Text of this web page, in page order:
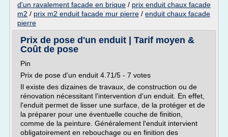
d'un ravalement facade en brique / prix enduit chaux facade
m2 / prix m2 enduit facade mur pierre / enduit chaux facade
pierre
Prix de pose d'un enduit | Tarif moyen &
Coût de pose
Pin
Prix de pose d'un enduit 4.71/5 - 7 votes
Il existe des dizaines de travaux, de construction ou de
rénovation nécessitant l'intervention d'un enduit. En effet,
l'enduit permet de lisser une surface, de la protéger et de
la préparer pour une éventuelle couche de finition,
comme de la peinture. Généralement l'enduit intervient
obligatoirement en rebouchage ou en finition des